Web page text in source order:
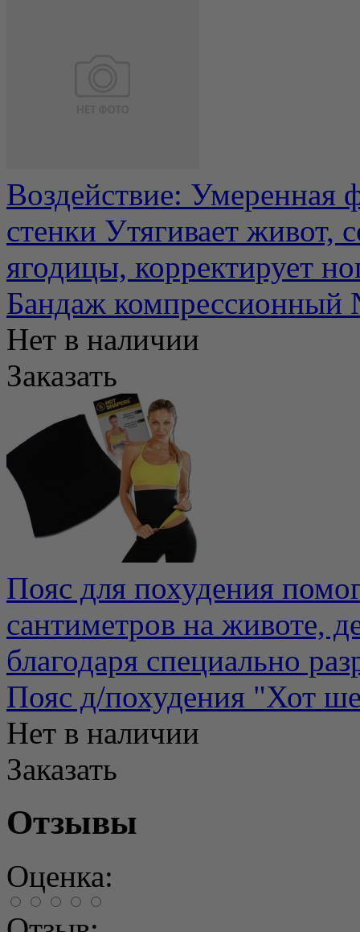
Воздействие:
стенки Утягивает живот,
ягодицы, корректирует
Бандаж
Нет в наличии
Заказать
Пояс для похудения
сантиметров на животе,
благодаря специально
Пояс д/похудения "Хот
Нет в наличии
Заказать
Отзывы
Оценка: